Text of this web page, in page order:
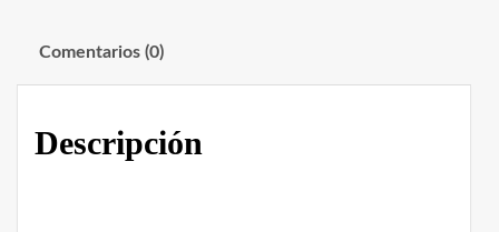
Comentarios (0)
Descripción